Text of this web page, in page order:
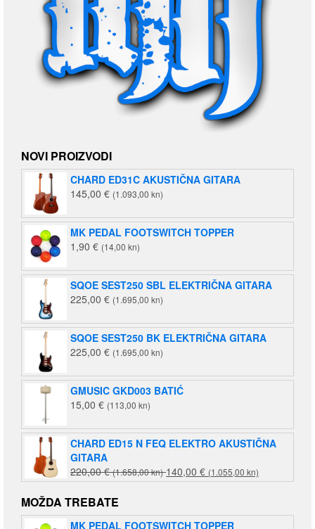
NOVI PROIZVODI
CHARD ED31C AKUSTIČNA GITARA
145,00 € (1.093,00 kn)
MK PEDAL FOOTSWITCH TOPPER
1,90 € (14,00 kn)
SQOE SEST250 SBL ELEKTRIČNA GITARA
225,00 € (1.695,00 kn)
SQOE SEST250 BK ELEKTRIČNA GITARA
225,00 € (1.695,00 kn)
GMUSIC GKD003 BATIĆ
15,00 € (113,00 kn)
CHARD ED15 N FEQ ELEKTRO AKUSTIČNA
GITARA
220,00€ (1.658,00 kn)Izvorna
cijena
je:
140,00 € (1.055,00 kn)
cijena
140,00 €
MOŽDA TREBATE
MK PEDAL FOOTSWITCH TOPPER